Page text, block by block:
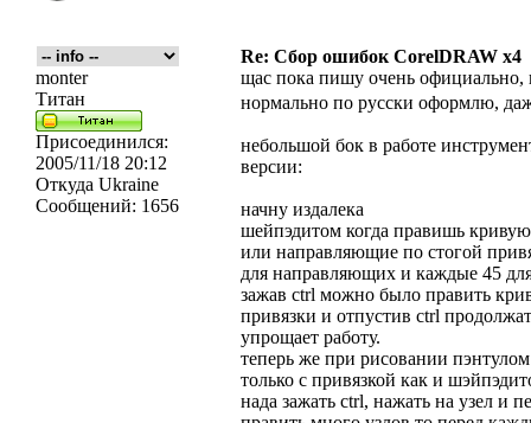
Re: Сбор ошибок CorelDRAW x4
monter
Титан
Присоединился:
2005/11/18 20:12
Откуда Ukraine
Сообщений: 1656
щас пока пишу очень официально,
нормально по русски оформлю,
небольшой бок в работе
версии:
начну издалека
шейпэдитом когда правишь
или направляющие по стогой
для направляющих и каждые 45
зажав ctrl можно было править
привязки и отпустив ctrl
упрощает работу.
теперь же при рисовании
только с привязкой как и
нада зажать ctrl, нажать на узел и